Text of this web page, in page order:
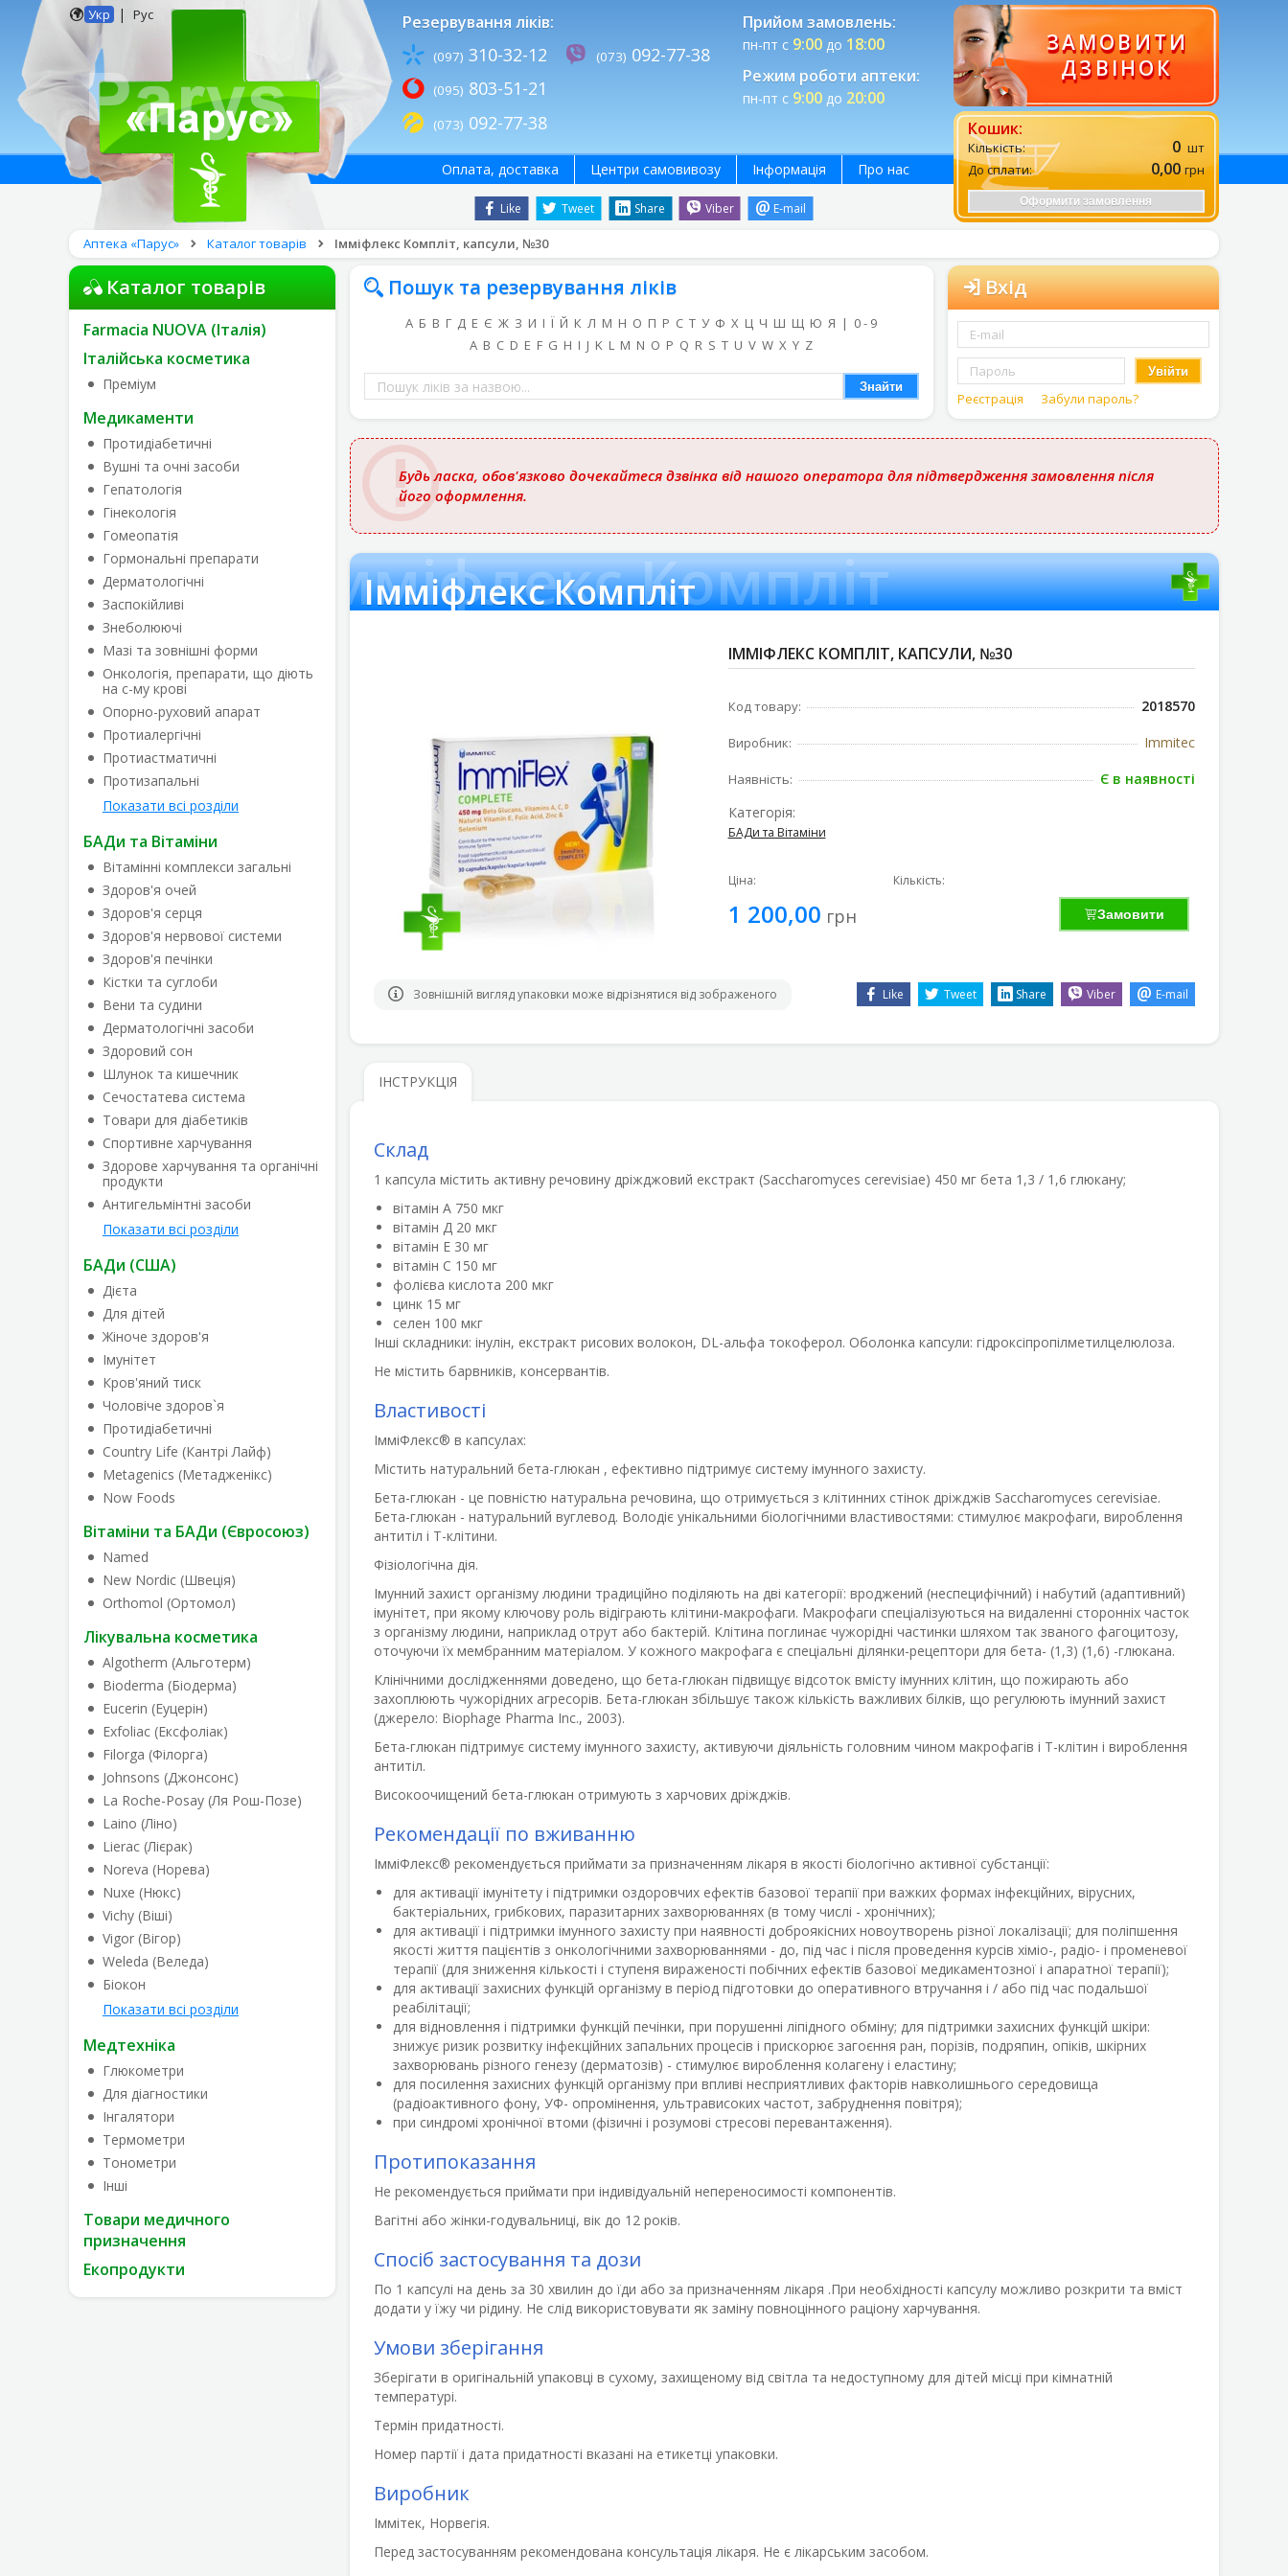
Укр | Рус Резервування ліків:
(097) 310-32-12
(095) 803-51-21
(073) 092-77-38
(073) 092-77-38
Прийом замовлень:
пн-пт с 9:00до 18:00
Режим роботи аптеки:
пн-пт с 9:00до 20:00
ЗАМОВИТИ
ДЗВІНОК
Кошик:
Кількість: 0 шт
До сплати:
0,00 грн
Оформити замовлення
Like Tweet Share Viber E-mail
Оплата, доставка Центри самовивозу Інформація Про нас
Аптека «Парус» Каталог товарів Імміфлекс Компліт, капсули, №30
Каталог товарів
Farmacia NUOVA (Італія)
Італійська косметика
Преміум
Медикаменти
Протидіабетичні
Вушні та очні засоби
Гепатологія
Гінекологія
Гомеопатія
Гормональні препарати
Дерматологічні
Заспокійливі
Знеболюючі
Мазі та зовнішні форми
Онкологія, препарати, що діють
на с-му крові
Опорно-руховий апарат
Протиалергічні
Протиастматичні
Протизапальні
Показати всі розділи
БАДи та Вітаміни
Вітамінні комплекси загальні
Здоров'я очей
Здоров'я серця
Здоров'я нервової системи
Здоров'я печінки
Кістки та суглоби
Вени та судини
Дерматологічні засоби
Здоровий сон
Шлунок та кишечник
Сечостатева система
Товари для діабетиків
Спортивне харчування
Здорове харчування та органічні
продукти
Антигельмінтні засоби
Показати всі розділи
БАДи (США)
Дієта
Для дітей
Жіноче здоров'я
Імунітет
Кров'яний тиск
Чоловіче здоров`я
Протидіабетичні
Country Life (Кантрі Лайф)
Metagenics (Метадженікс)
Now Foods
Вітаміни та БАДи (Євросоюз)
Named
New Nordic (Швеція)
Orthomol (Ортомол)
Лікувальна косметика
Algotherm (Альготерм)
Bioderma (Біодерма)
Eucerin (Еуцерін)
Exfoliac (Ексфоліак)
Filorga (Філорга)
Johnsons (Джонсонс)
La Roche-Posay (Ля Рош-Позе)
Laino (Ліно)
Lierac (Лієрак)
Noreva (Норева)
Nuxe (Нюкс)
Vichy (Віші)
Vigor (Вігор)
Weleda (Веледа)
Біокон
Показати всі розділи
Медтехніка
Глюкометри
Для діагностики
Інгалятори
Термометри
Тонометри
Інші
Товари медичного
призначення
Екопродукти
Пошук та резервування ліків
А Б В Г Д Е Є Ж З И І Ї Й К Л М Н О П Р С Т У Ф Х Ц Ч Ш Щ Ю Я | 0 - 9
A B C D E F G H I J K L M N O P Q R S T U V W X Y Z
Пошук
ліків
за
назвою
Знайти
Вхід
Увійти
Реєстрація Забули пароль?
Будь ласка, обов'язково дочекайтеся дзвінка від нашого оператора для підтвердження замовлення після
його оформлення.
Імміфлекс Компліт
Імміфлекс Компліт
ІММІФЛЕКС КОМПЛІТ, КАПСУЛИ, №30
Код товару: 2018570
Виробник: Immitec
Наявність:
Є в наявності
Категорія:
БАДи та Вітаміни
Ціна:
1 200,00 грн
Кількість:
Замовити
Зовнішній вигляд упаковки може відрізнятися від зображеного Like Tweet Share Viber E-mail
ІНСТРУКЦІЯ
Склад
1 капсула містить активну речовину дріжджовий екстракт (Saccharomyces cerevisiae) 450 мг бета 1,3 / 1,6 глюкану;
вітамін A 750 мкг
вітамін Д 20 мкг
вітамін E 30 мг
вітамін C 150 мг
фолієва кислота 200 мкг
цинк 15 мг
селен 100 мкг
Інші складники: інулін, екстракт рисових волокон, DL-альфа токоферол. Оболонка капсули: гідроксіпропілметилцелюлоза.
Не містить барвників, консервантів.
Властивості
ІмміФлекс® в капсулах:
Містить натуральний бета-глюкан , ефективно підтримує систему імунного захисту.
Бета-глюкан - це повністю натуральна речовина, що отримується з клітинних стінок дріжджів Saccharomyces cerevisiae.
Бета-глюкан - натуральний вуглевод. Володіє унікальними біологічними властивостями: стимулює макрофаги, вироблення
антитіл і T-клітини.
Фізіологічна дія.
Імунний захист організму людини традиційно поділяють на дві категорії: вроджений (неспецифічний) і набутий (адаптивний)
імунітет, при якому ключову роль відіграють клітини-макрофаги. Макрофаги спеціалізуються на видаленні сторонніх часток
з організму людини, наприклад отрут або бактерій. Клітина поглинає чужорідні частинки шляхом так званого фагоцитозу,
оточуючи їх мембранним матеріалом. У кожного макрофага є спеціальні ділянки-рецептори для бета- (1,3) (1,6) -глюкана.
Клінічними дослідженнями доведено, що бета-глюкан підвищує відсоток вмісту імунних клітин, що пожирають або
захоплюють чужорідних агресорів. Бета-глюкан збільшує також кількість важливих білків, що регулюють імунний захист
(джерело: Biophage Pharma Inc., 2003).
Бета-глюкан підтримує систему імунного захисту, активуючи діяльність головним чином макрофагів і T-клітин і вироблення
антитіл.
Високоочищений бета-глюкан отримують з харчових дріжджів.
Рекомендації по вживанню
ІмміФлекс® рекомендується приймати за призначенням лікаря в якості біологічно активної субстанції:
для активації імунітету і підтримки оздоровчих ефектів базової терапії при важких формах інфекційних, вірусних,
бактеріальних, грибкових, паразитарних захворюваннях (в тому числі - хронічних);
для активації і підтримки імунного захисту при наявності доброякісних новоутворень різної локалізації; для поліпшення
якості життя пацієнтів з онкологічними захворюваннями - до, під час і після проведення курсів хіміо-, радіо- і променевої
терапії (для зниження кількості і ступеня вираженості побічних ефектів базової медикаментозної і апаратної терапії);
для активації захисних функцій організму в період підготовки до оперативного втручання і / або під час подальшої
реабілітації;
для відновлення і підтримки функцій печінки, при порушенні ліпідного обміну; для підтримки захисних функцій шкіри:
знижує ризик розвитку інфекційних запальних процесів і прискорює загоєння ран, порізів, подряпин, опіків, шкірних
захворювань різного генезу (дерматозів) - стимулює вироблення колагену і еластину;
для посилення захисних функцій організму при впливі несприятливих факторів навколишнього середовища
(радіоактивного фону, УФ- опромінення, ультрависоких частот, забруднення повітря);
при синдромі хронічної втоми (фізичні і розумові стресові перевантаження).
Протипоказання
Не рекомендується приймати при індивідуальній непереносимості компонентів.
Вагітні або жінки-годувальниці, вік до 12 років.
Спосіб застосування та дози
По 1 капсулі на день за 30 хвилин до їди або за призначенням лікаря .При необхідності капсулу можливо розкрити та вміст
додати у їжу чи рідину. Не слід використовувати як заміну повноцінного раціону харчування.
Умови зберігання
Зберігати в оригінальній упаковці в сухому, захищеному від світла та недоступному для дітей місці при кімнатній
температурі.
Термін придатності.
Номер партії і дата придатності вказані на етикетці упаковки.
Виробник
Іммітек, Норвегія.
Перед застосуванням рекомендована консультація лікаря. Не є лікарським засобом.